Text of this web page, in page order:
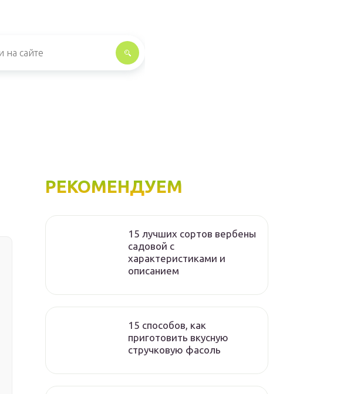
РЕКОМЕНДУЕМ
15 лучших сортов вербены
садовой с
характеристиками и
описанием
15 способов, как
приготовить вкусную
стручковую фасоль